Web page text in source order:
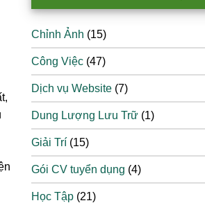
Chỉnh Ảnh (15)
Công Việc (47)
Dịch vụ Website (7)
Dung Lượng Lưu Trữ (1)
Giải Trí (15)
Gói CV tuyển dụng (4)
Học Tập (21)